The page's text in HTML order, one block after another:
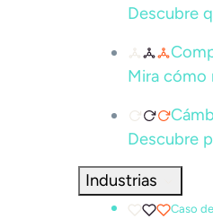
Descubre
Mira cómo
Descubre
Industrias
Caso